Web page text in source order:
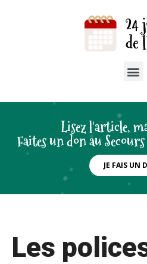
Lisez l'article,
Faites un don au
JE FAIS UN
Les